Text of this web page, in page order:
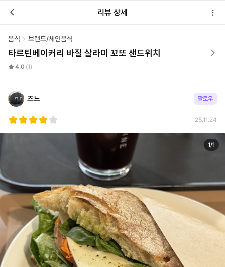
리뷰 상세
음식 브랜드/체인음식
타르틴베이커리 바질 살라미 꼬또 샌드위치
4.0 (1)
즈느 팔로우
25.11.24
1/1